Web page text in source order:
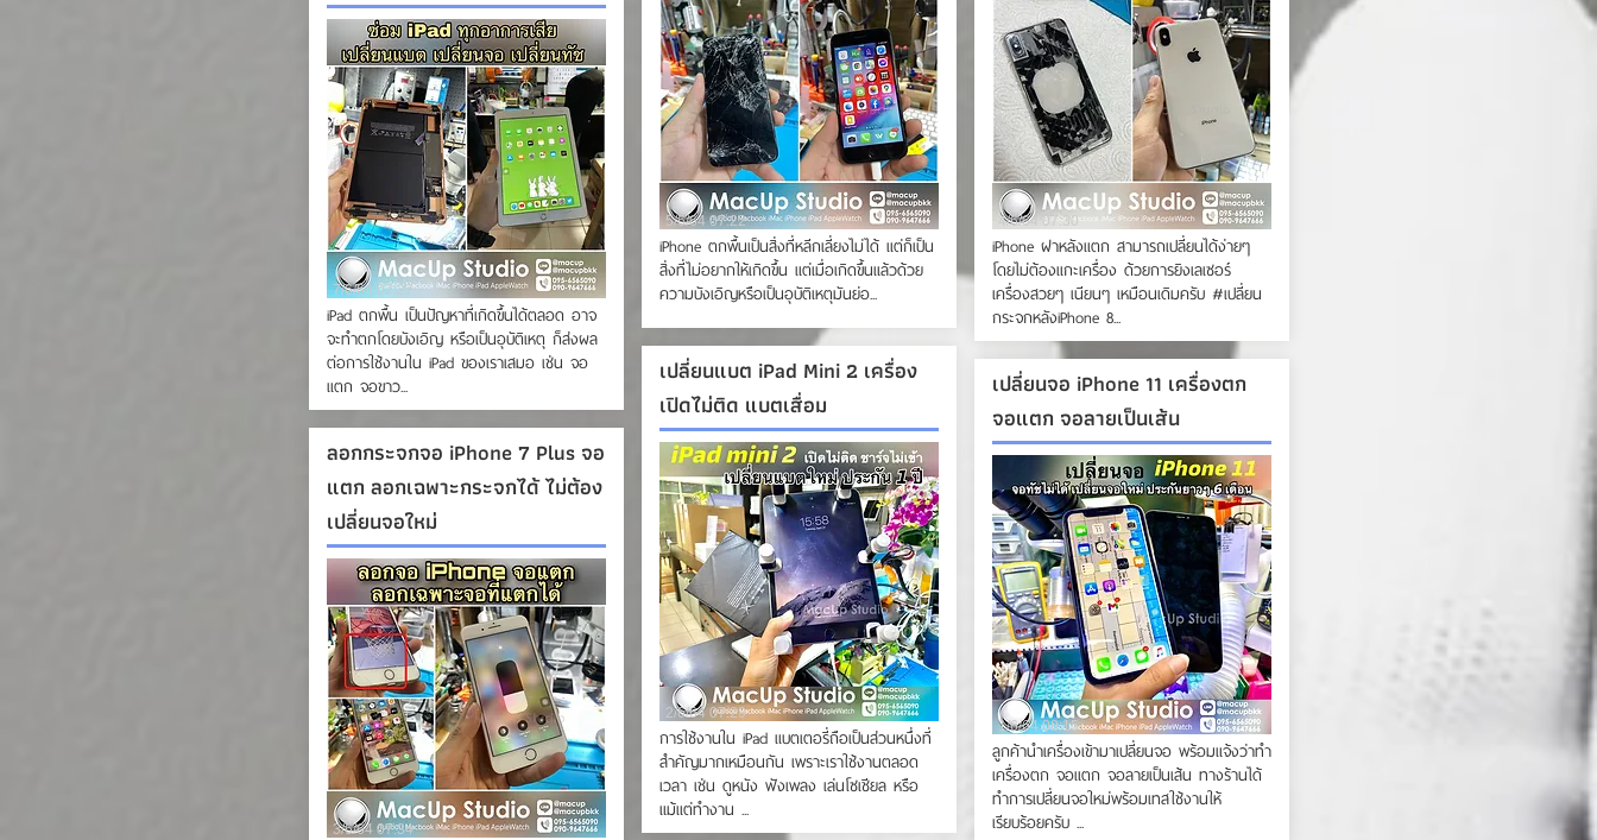
7/6/64 07:27
iPad ตกพื้น เป็นปัญหาที่เกิดขึ้นได้ตลอด อาจ
จะทำตกโดยบังเอิญ หรือเป็นอุบัติเหตุ ก็ส่งผล
ต่อการใช้งานใน iPad ของเราเสมอ เช่น จอ
แตก จอขาว...
ลอกกระจกจอ iPhone 7 Plus จอ
แตก ลอกเฉพาะกระจกได้ ไม่ต้อง
เปลี่ยนจอใหม่
3/6/64 07:34
5/6/64 07:22
iPhone ตกพื้นเป็นสิ่งที่หลีกเลี่ยงไม่ได้ แต่ก็เป็น
สิ่งที่ไม่อยากให้เกิดขึ้น แต่เมื่อเกิดขึ้นแล้วด้วย
ความบังเอิญหรือเป็นอุบัติเหตุมันย่อ...
เปลี่ยนแบต iPad Mini 2 เครื่อง
เปิดไม่ติด แบตเสื่อม
2/6/64 07:29
การใช้งานใน iPad แบตเตอรี่ถือเป็นส่วนหนึ่งที่
สำคัญมากเหมือนกัน เพราะเราใช้งานตลอด
เวลา เช่น ดูหนัง ฟังเพลง เล่นโซเชียล หรือ
แม้แต่ทำงาน ...
4/6/64 07:30
iPhone ฝาหลังแตก สามารถเปลี่ยนได้ง่ายๆ
โดยไม่ต้องแกะเครื่อง ด้วยการยิงเลเซอร์
เครื่องสวยๆ เนียนๆ เหมือนเดิมครับ #เปลี่ยน
กระจกหลังiPhone 8...
เปลี่ยนจอ iPhone 11 เครื่องตก
จอแตก จอลายเป็นเส้น
1/6/64 08:15
ลูกค้านำเครื่องเข้ามาเปลี่ยนจอ พร้อมแจ้งว่าทำ
เครื่องตก จอแตก จอลายเป็นเส้น ทางร้านได้
ทำการเปลี่ยนจอใหม่พร้อมเทสใช้งานให้
เรียบร้อยครับ ...